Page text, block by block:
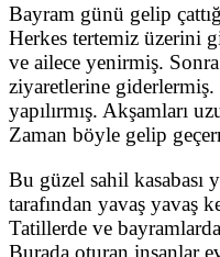
Bayram günü gelip
Herkes tertemiz üzerini
ve ailece yenirmiş.
ziyaretlerine
yapılırmış. Akşamları
Zaman böyle gelip
Bu güzel sahil kasabası
tarafından yavaş yavaş
Tatillerde ve
Burada oturan insanlar